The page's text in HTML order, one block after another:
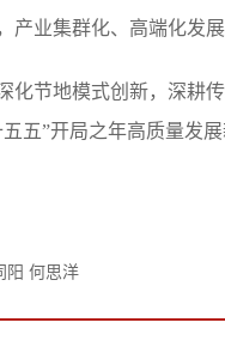
产业集群化、高端化发展
节地模式创新，深耕传
五”开局之年高质量发展
何思洋